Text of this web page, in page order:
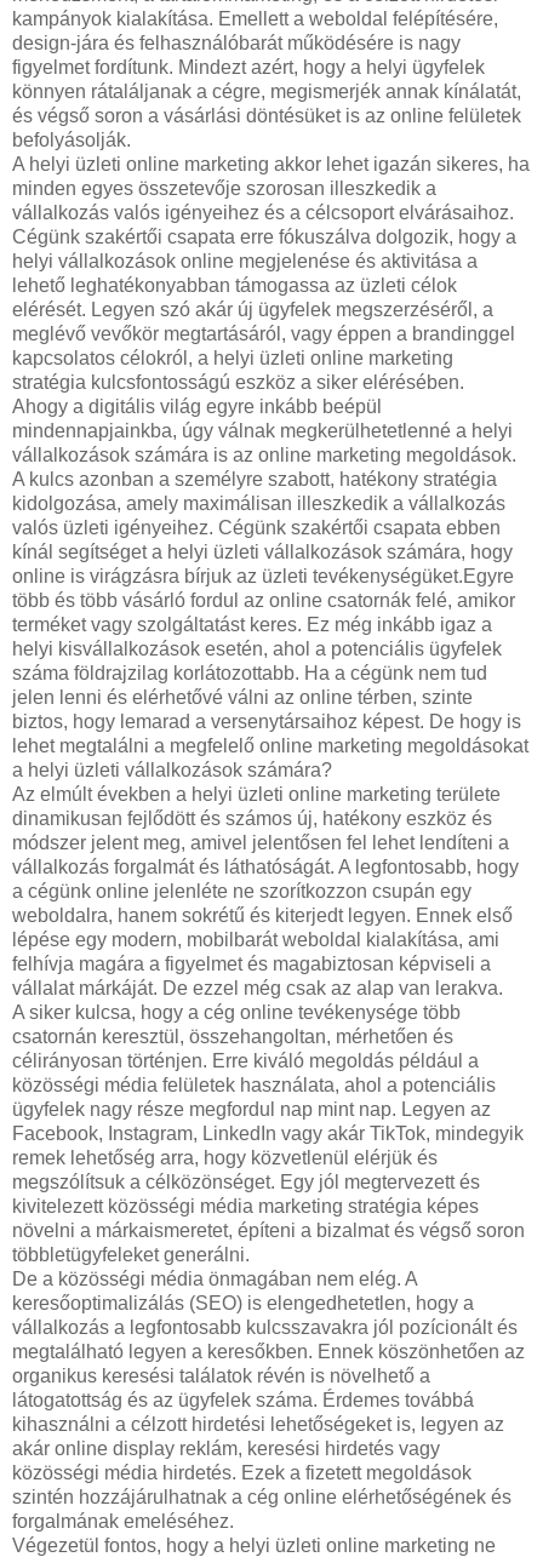
kampányok kialakítása. Emellett a weboldal felépítésére,
design-jára és felhasználóbarát működésére is nagy
figyelmet fordítunk. Mindezt azért, hogy a helyi ügyfelek
könnyen rátaláljanak a cégre, megismerjék annak kínálatát,
és végső soron a vásárlási döntésüket is az online felületek
befolyásolják.
A helyi üzleti online marketing akkor lehet igazán sikeres, ha
minden egyes összetevője szorosan illeszkedik a
vállalkozás valós igényeihez és a célcsoport elvárásaihoz.
Cégünk szakértői csapata erre fókuszálva dolgozik, hogy a
helyi vállalkozások online megjelenése és aktivitása a
lehető leghatékonyabban támogassa az üzleti célok
elérését. Legyen szó akár új ügyfelek megszerzéséről, a
meglévő vevőkör megtartásáról, vagy éppen a brandinggel
kapcsolatos célokról, a helyi üzleti online marketing
stratégia kulcsfontosságú eszköz a siker elérésében.
Ahogy a digitális világ egyre inkább beépül
mindennapjainkba, úgy válnak megkerülhetetlenné a helyi
vállalkozások számára is az online marketing megoldások.
A kulcs azonban a személyre szabott, hatékony stratégia
kidolgozása, amely maximálisan illeszkedik a vállalkozás
valós üzleti igényeihez. Cégünk szakértői csapata ebben
kínál segítséget a helyi üzleti vállalkozások számára, hogy
online is virágzásra bírjuk az üzleti tevékenységüket.Egyre
több és több vásárló fordul az online csatornák felé, amikor
terméket vagy szolgáltatást keres. Ez még inkább igaz a
helyi kisvállalkozások esetén, ahol a potenciális ügyfelek
száma földrajzilag korlátozottabb. Ha a cégünk nem tud
jelen lenni és elérhetővé válni az online térben, szinte
biztos, hogy lemarad a versenytársaihoz képest. De hogy is
lehet megtalálni a megfelelő online marketing megoldásokat
a helyi üzleti vállalkozások számára?
Az elmúlt években a helyi üzleti online marketing területe
dinamikusan fejlődött és számos új, hatékony eszköz és
módszer jelent meg, amivel jelentősen fel lehet lendíteni a
vállalkozás forgalmát és láthatóságát. A legfontosabb, hogy
a cégünk online jelenléte ne szorítkozzon csupán egy
weboldalra, hanem sokrétű és kiterjedt legyen. Ennek első
lépése egy modern, mobilbarát weboldal kialakítása, ami
felhívja magára a figyelmet és magabiztosan képviseli a
vállalat márkáját. De ezzel még csak az alap van lerakva.
A siker kulcsa, hogy a cég online tevékenysége több
csatornán keresztül, összehangoltan, mérhetően és
célirányosan történjen. Erre kiváló megoldás például a
közösségi média felületek használata, ahol a potenciális
ügyfelek nagy része megfordul nap mint nap. Legyen az
Facebook, Instagram, LinkedIn vagy akár TikTok, mindegyik
remek lehetőség arra, hogy közvetlenül elérjük és
megszólítsuk a célközönséget. Egy jól megtervezett és
kivitelezett közösségi média marketing stratégia képes
növelni a márkaismeretet, építeni a bizalmat és végső soron
többletügyfeleket generálni.
De a közösségi média önmagában nem elég. A
keresőoptimalizálás (SEO) is elengedhetetlen, hogy a
vállalkozás a legfontosabb kulcsszavakra jól pozícionált és
megtalálható legyen a keresőkben. Ennek köszönhetően az
organikus keresési találatok révén is növelhető a
látogatottság és az ügyfelek száma. Érdemes továbbá
kihasználni a célzott hirdetési lehetőségeket is, legyen az
akár online display reklám, keresési hirdetés vagy
közösségi média hirdetés. Ezek a fizetett megoldások
szintén hozzájárulhatnak a cég online elérhetőségének és
forgalmának emeléséhez.
Végezetül fontos, hogy a helyi üzleti online marketing ne